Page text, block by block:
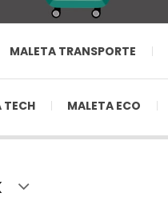
MALETA TRANSPORTE
TECH MALETA ECO